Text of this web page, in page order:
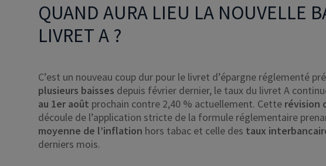
QUAND AURA LIEU LA NOUVELLE
LIVRET A ?
C’est un nouveau coup dur pour le livret d’épargne réglementé
plusieurs baisses depuis février dernier, le taux du livret A
au 1er août prochain contre 2,40 % actuellement. Cette révision
découle de l’application stricte de la formule réglementaire
moyenne de l’inflation hors tabac et celle des taux
derniers mois.